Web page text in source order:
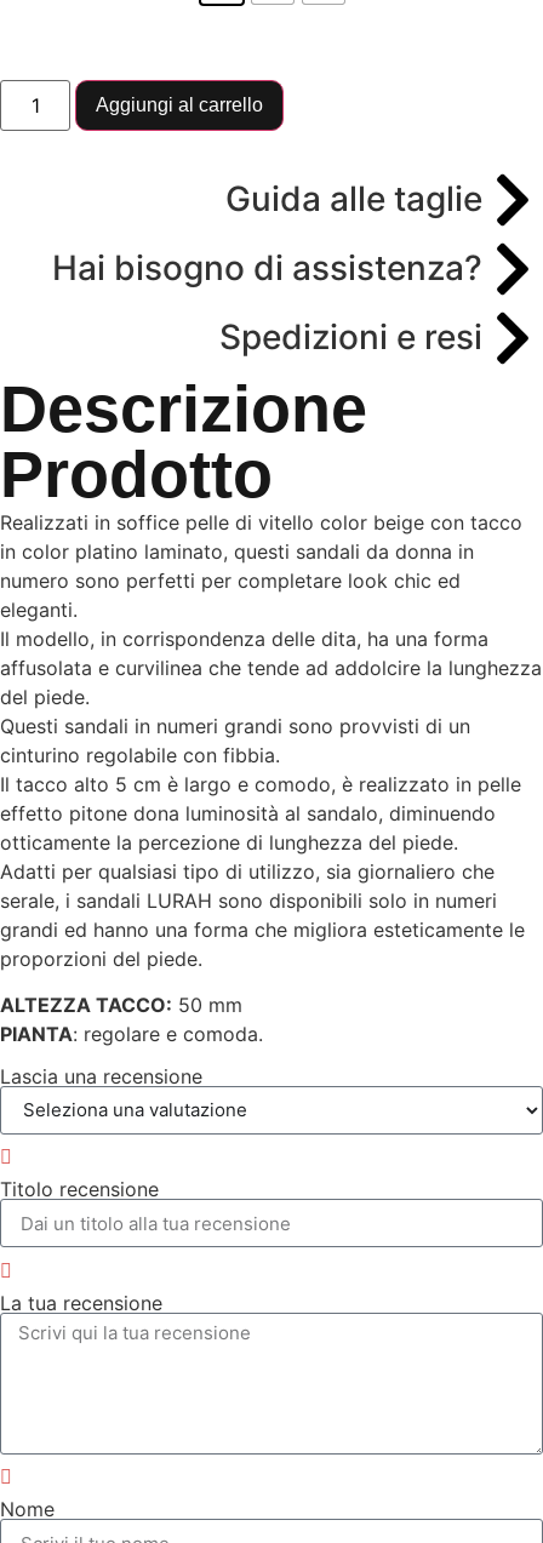
Aggiungi al carrello
Guida alle taglie
Hai bisogno di assistenza?
Spedizioni e resi
Descrizione
Prodotto
Realizzati in soffice pelle di vitello color beige con tacco
in color platino laminato, questi sandali da donna in
numero sono perfetti per completare look chic ed
eleganti.
Il modello, in corrispondenza delle dita, ha una forma
affusolata e curvilinea che tende ad addolcire la lunghezza
del piede.
Questi sandali in numeri grandi sono provvisti di un
cinturino regolabile con fibbia.
Il tacco alto 5 cm è largo e comodo, è realizzato in pelle
effetto pitone dona luminosità al sandalo, diminuendo
otticamente la percezione di lunghezza del piede.
Adatti per qualsiasi tipo di utilizzo, sia giornaliero che
serale, i sandali LURAH sono disponibili solo in numeri
grandi ed hanno una forma che migliora esteticamente le
proporzioni del piede.
ALTEZZA TACCO: 50 mm
PIANTA: regolare e comoda.
Lascia una recensione
Titolo recensione
La tua recensione
Nome